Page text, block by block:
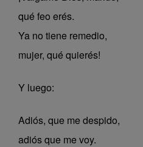
qué feo erés.
Ya no tiene remedio,
mujer, qué quierés!
Y luego:
Adiós, que me despido,
adiós que me voy.